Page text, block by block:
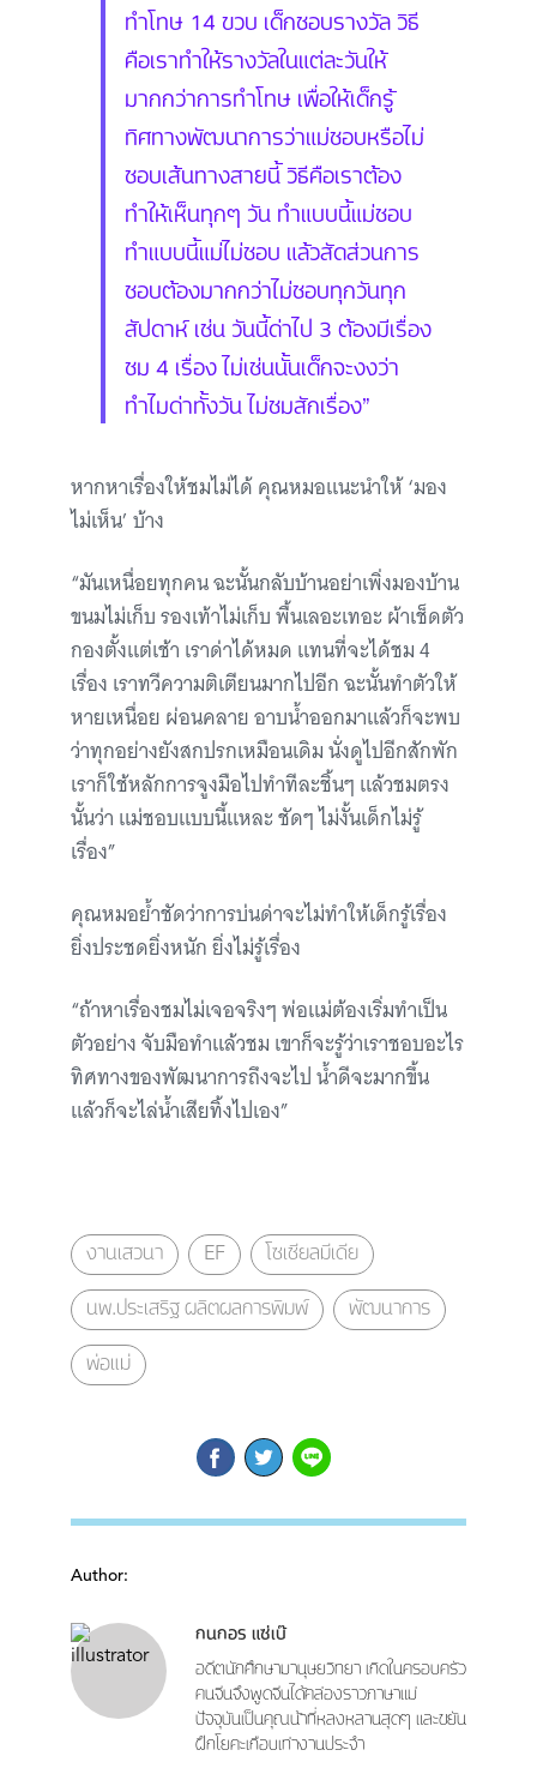
ทำโทษ 14 ขวบ เด็กชอบรางวัล วิธี
คือเราทำให้รางวัลในแต่ละวันให้
มากกว่าการทำโทษ เพื่อให้เด็กรู้
ทิศทางพัฒนาการว่าแม่ชอบหรือไม่
ชอบเส้นทางสายนี้ วิธีคือเราต้อง
ทำให้เห็นทุกๆ วัน ทำแบบนี้แม่ชอบ
ทำแบบนี้แม่ไม่ชอบ แล้วสัดส่วนการ
ชอบต้องมากกว่าไม่ชอบทุกวันทุก
สัปดาห์ เช่น วันนี้ด่าไป 3 ต้องมีเรื่อง
ชม 4 เรื่อง ไม่เช่นนั้นเด็กจะงงว่า
ทำไมด่าทั้งวัน ไม่ชมสักเรื่อง”
หากหาเรื่องให้ชมไม่ได้ คุณหมอแนะนำให้ ‘มอง
ไม่เห็น’ บ้าง
“มันเหนื่อยทุกคน ฉะนั้นกลับบ้านอย่าเพิ่งมองบ้าน
ขนมไม่เก็บ รองเท้าไม่เก็บ พื้นเลอะเทอะ ผ้าเช็ดตัว
กองตั้งแต่เช้า เราด่าได้หมด แทนที่จะได้ชม 4
เรื่อง เราทวีความติเตียนมากไปอีก ฉะนั้นทำตัวให้
หายเหนื่อย ผ่อนคลาย อาบน้ำออกมาแล้วก็จะพบ
ว่าทุกอย่างยังสกปรกเหมือนเดิม นั่งดูไปอีกสักพัก
เราก็ใช้หลักการจูงมือไปทำทีละชิ้นๆ แล้วชมตรง
นั้นว่า แม่ชอบแบบนี้แหละ ชัดๆ ไม่งั้นเด็กไม่รู้
เรื่อง”
คุณหมอย้ำชัดว่าการบ่นด่าจะไม่ทำให้เด็กรู้เรื่อง
ยิ่งประชดยิ่งหนัก ยิ่งไม่รู้เรื่อง
“ถ้าหาเรื่องชมไม่เจอจริงๆ พ่อแม่ต้องเริ่มทำเป็น
ตัวอย่าง จับมือทำแล้วชม เขาก็จะรู้ว่าเราชอบอะไร
ทิศทางของพัฒนาการถึงจะไป น้ำดีจะมากขึ้น
แล้วก็จะไล่น้ำเสียทิ้งไปเอง”
งานเสวนา EF โซเชียลมีเดีย
นพ.ประเสริฐ ผลิตผลการพิมพ์ พัฒนาการ
พ่อแม่
Author:
กนกอร แซ่เบ๊
อดีตนักศึกษามานุษยวิทยา เกิดในครอบครัว
คนจีนจึงพูดจีนได้คล่องราวภาษาแม่
ปัจจุบันเป็นคุณน้าที่หลงหลานสุดๆ และขยัน
ฝึกโยคะเกือบเท่างานประจำ